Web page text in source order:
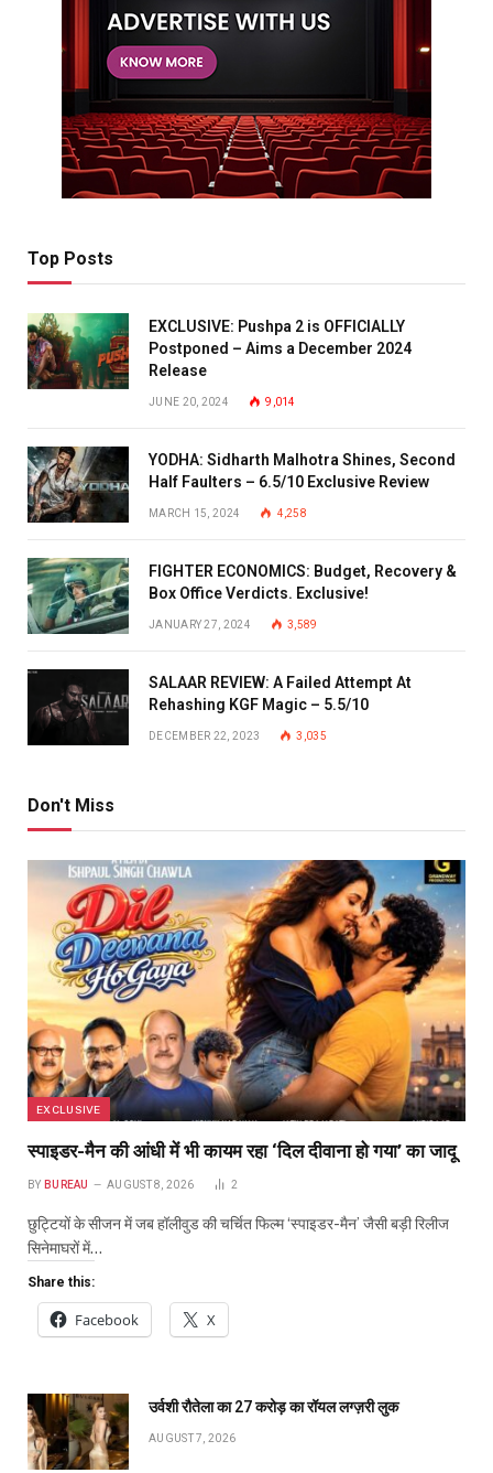
Top Posts
EXCLUSIVE: Pushpa 2 is OFFICIALLY
Postponed – Aims a December 2024
Release
JUNE 20, 2024 9,014
YODHA: Sidharth Malhotra Shines, Second
Half Faulters – 6.5/10 Exclusive Review
MARCH 15, 2024 4,258
FIGHTER ECONOMICS: Budget, Recovery &
Box Office Verdicts. Exclusive!
JANUARY 27, 2024 3,589
SALAAR REVIEW: A Failed Attempt At
Rehashing KGF Magic – 5.5/10
DECEMBER 22, 2023 3,035
Don't Miss
EXCLUSIVE
स्पाइडर-मैन की आंधी में भी कायम रहा ‘दिल दीवाना हो गया’ का जादू
BY BUREAU AUGUST 8, 2026 2
छुट्टियों के सीजन में जब हॉलीवुड की चर्चित फिल्म ‘स्पाइडर-मैन’ जैसी बड़ी रिलीज
सिनेमाघरों में…
Share this:
Facebook X
उर्वशी रौतेला का ₹27 करोड़ का रॉयल लग्ज़री लुक
AUGUST 7, 2026